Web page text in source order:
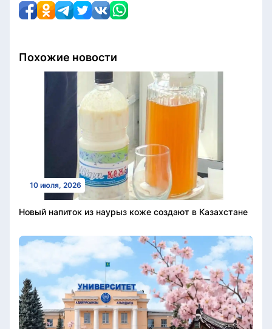
Похожие новости
10 июля, 2026
Новый напиток из наурыз коже создают в Казахстане